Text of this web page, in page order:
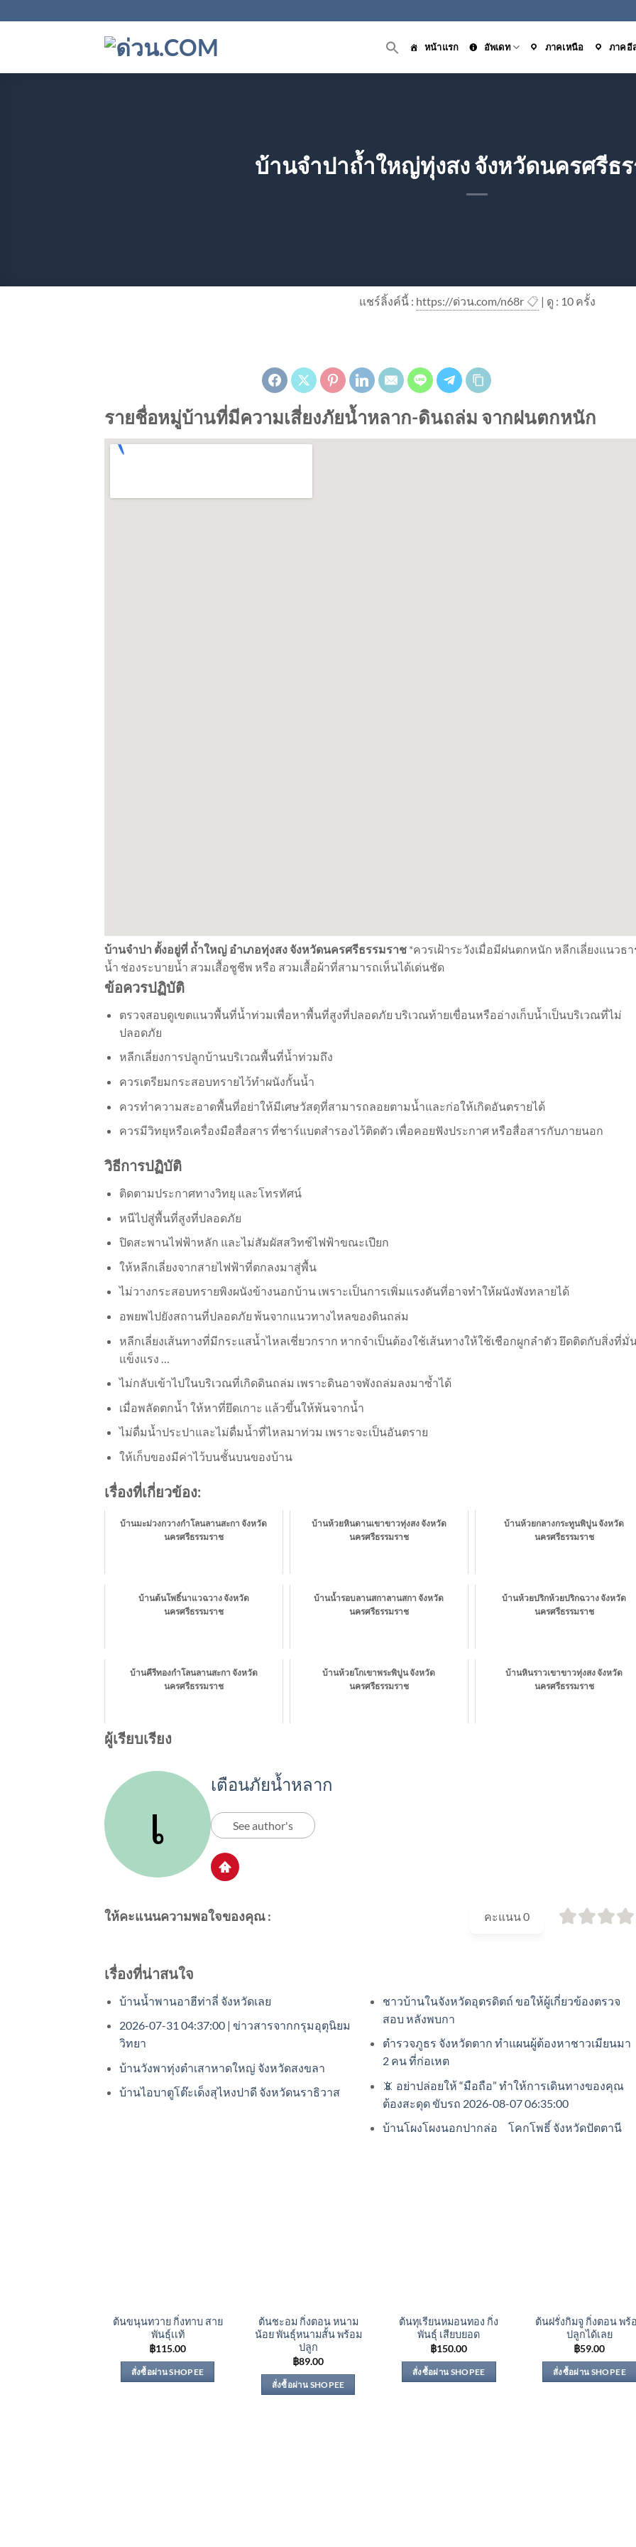
ไป
หน้าแรก อัพเดท ภาคเหนือ ภาคอี
บ้านจำปาถ้ำใหญ่ทุ่งสง จังหวัดนครศรีธ
แชร์ลิ้งค์นี้ : https://ด่วน.com/n68r 📋 | ดู : 10ครั้ง
รายชื่อหมู่บ้านที่มีความเสี่ยงภัยน้ำหลาก-ดินถล่ม จากฝนตกหนัก
บ้านจำปา ตั้งอยู่ที่ ถ้ำใหญ่ อำเภอทุ่งสง จังหวัดนครศรีธรรมราช *ควรเฝ้าระวังเมื่อมีฝนตกหนัก หลีกเลี่ยงแนวธา
น้ำ ช่องระบายน้ำ สวมเสื้อชูชีพ หรือ สวมเสื้อผ้าที่สามารถเห็นได้เด่นชัด
ข้อควรปฏิบัติ
ตรวจสอบดูเขตแนวพื้นที่น้ำท่วมเพื่อหาพื้นที่สูงที่ปลอดภัย บริเวณท้ายเขื่อนหรืออ่างเก็บน้ำเป็นบริเวณที่ไม่
ปลอดภัย
หลีกเลี่ยงการปลูกบ้านบริเวณพื้นที่น้ำท่วมถึง
ควรเตรียมกระสอบทรายไว้ทำผนังกั้นน้ำ
ควรทำความสะอาดพื้นที่อย่าให้มีเศษวัสดุที่สามารถลอยตามน้ำและก่อให้เกิดอันตรายได้
ควรมีวิทยุหรือเครื่องมือสื่อสาร ที่ชาร์แบตสำรองไว้ติดตัว เพื่อคอยฟังประกาศ หรือสื่อสารกับภายนอก
วิธีการปฏิบัติ
ติดตามประกาศทางวิทยุ และโทรทัศน์
หนีไปสู่พื้นที่สูงที่ปลอดภัย
ปิดสะพานไฟฟ้าหลัก และไม่สัมผัสสวิทช์ไฟฟ้าขณะเปียก
ให้หลีกเลี่ยงจากสายไฟฟ้าที่ตกลงมาสู่พื้น
ไม่วางกระสอบทรายพิงผนังข้างนอกบ้าน เพราะเป็นการเพิ่มแรงดันที่อาจทำให้ผนังพังทลายได้
อพยพไปยังสถานที่ปลอดภัย พ้นจากแนวทางไหลของดินถล่ม
หลีกเลี่ยงเส้นทางที่มีกระแสน้ำไหลเชี่ยวกราก หากจำเป็นต้องใช้เส้นทางให้ใช้เชือกผูกลำตัว ยึดติดกับสิ่งที่มั่
แข็งแรง …
ไม่กลับเข้าไปในบริเวณที่เกิดดินถล่ม เพราะดินอาจพังถล่มลงมาซ้ำได้
เมื่อพลัดตกน้ำ ให้หาที่ยึดเกาะ แล้วขึ้นให้พ้นจากน้ำ
ไม่ดื่มน้ำประปาและไม่ดื่มน้ำที่ไหลมาท่วม เพราะจะเป็นอันตราย
ให้เก็บของมีค่าไว้บนชั้นบนของบ้าน
เรื่องที่เกี่ยวข้อง:
บ้านมะม่วงกวางกำโลนลานสะกา จังหวัด
นครศรีธรรมราช
บ้านห้วยหินดานเขาขาวทุ่งสง จังหวัด
นครศรีธรรมราช
บ้านห้วยกลางกระทูนพิปูน จังหวัด
นครศรีธรรมราช
บ้านต้นโพธิ์นาแวฉวาง จังหวัด
นครศรีธรรมราช
บ้านน้ำรอบลานสกาลานสกา จังหวัด
นครศรีธรรมราช
บ้านห้วยปริกห้วยปริกฉวาง จังหวัด
นครศรีธรรมราช
บ้านคีรีทองกำโลนลานสะกา จังหวัด
นครศรีธรรมราช
บ้านห้วยโกเขาพระพิปูน จังหวัด
นครศรีธรรมราช
บ้านหินราวเขาขาวทุ่งสง จังหวัด
นครศรีธรรมราช
ผู้เรียบเรียง
เตือนภัยน้ำหลาก
See author's
ให้คะแนนความพอใจของคุณ : คะแนน0
เรื่องที่น่าสนใจ
บ้านน้ำพานอาฮีท่าลี่ จังหวัดเลย
2026-07-31 04:37:00 | ข่าวสารจากกรุมอุตุนิยม
วิทยา
บ้านวังพาทุ่งตำเสาหาดใหญ่ จังหวัดสงขลา
บ้านไอบาตูโต๊ะเด็งสุไหงปาดี จังหวัดนราธิวาส
ชาวบ้านในจังหวัดอุตรดิตถ์ ขอให้ผู้เกี่ยวข้องตรวจ
สอบ หลังพบกา
ตำรวจภูธร จังหวัดตาก ทำแผนผู้ต้องหาชาวเมียนมา
2 คน ที่ก่อเหต
📵 อย่าปล่อยให้ “มือถือ” ทำให้การเดินทางของคุณ
ต้องสะดุด ขับรถ 2026-08-07 06:35:00
บ้านโผงโผงนอกปากล่อ โคกโพธิ์ จังหวัดปัตตานี
ต้นขนุนทวาย กิ่งทาบ สาย
พันธุ์เเท้
฿115.00
สั่งซื้อผ่าน SHOPEE
ต้นชะอม กิ่งตอน หนาม
น้อย พันธุ์หนามสั้น พร้อม
ปลูก
฿89.00
สั่งซื้อผ่าน SHOPEE
ต้นทุเรียนหมอนทอง กิ่ง
พันธุ์ เสียบยอด
฿150.00
สั่งซื้อผ่าน SHOPEE
ต้นฝรั่งกิมจู กิ่งตอน พร้
ปลูกได้เลย
฿59.00
สั่งซื้อผ่าน SHOPEE